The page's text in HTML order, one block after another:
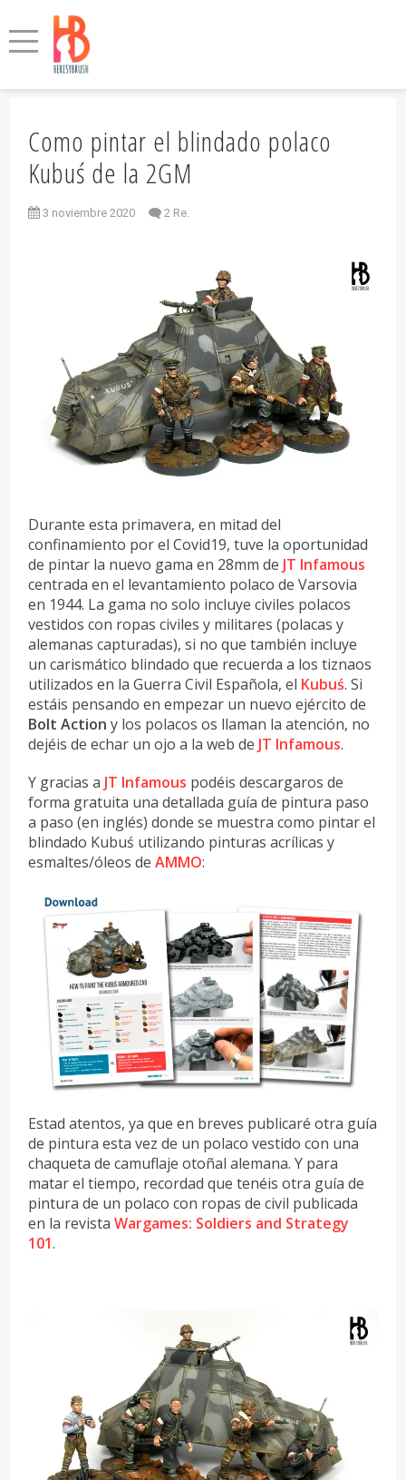
Como pintar el blindado polaco
Kubuś de la 2GM
3 noviembre 2020 2 Re.
Durante esta primavera, en mitad del
confinamiento por el Covid19, tuve la oportunidad
de pintar la nuevo gama en 28mm de JT Infamous
centrada en el levantamiento polaco de Varsovia
en 1944. La gama no solo incluye civiles polacos
vestidos con ropas civiles y militares (polacas y
alemanas capturadas), si no que también incluye
un carismático blindado que recuerda a los tiznaos
utilizados en la Guerra Civil Española, el Kubuś. Si
estáis pensando en empezar un nuevo ejército de
Bolt Action y los polacos os llaman la atención, no
dejéis de echar un ojo a la web de JT Infamous.
Y gracias a JT Infamous podéis descargaros de
forma gratuita una detallada guía de pintura paso
a paso (en inglés) donde se muestra como pintar el
blindado Kubuś utilizando pinturas acrílicas y
esmaltes/óleos deAMMO:
Estad atentos, ya que en breves publicaré otra guía
de pintura esta vez de un polaco vestido con una
chaqueta de camuflaje otoñal alemana. Y para
matar el tiempo, recordad que tenéis otra guía de
pintura de un polaco con ropas de civil publicada
en la revistaWargames: Soldiers and Strategy
101.